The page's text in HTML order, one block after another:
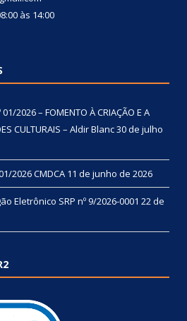
às 14:00
2026 – FOMENTO À CRIAÇÃO E A
CULTURAIS – Aldir Blanc30 de julho
2026 CMDCA 11 de junho de 2026
Eletrônico SRP nº 9/2026-0001 22 de